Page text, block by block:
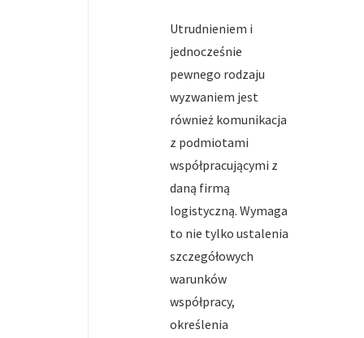
Utrudnieniem i
jednocześnie
pewnego rodzaju
wyzwaniem jest
również komunikacja
z podmiotami
współpracującymi z
daną firmą
logistyczną. Wymaga
to nie tylko ustalenia
szczegółowych
warunków
współpracy,
określenia